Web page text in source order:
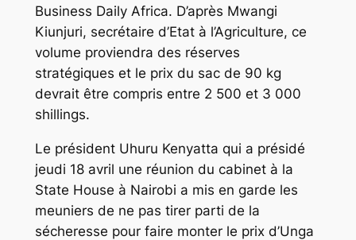
Business Daily Africa. D’après Mwangi
Kiunjuri, secrétaire d’Etat à l’Agriculture, ce
volume proviendra des réserves
stratégiques et le prix du sac de 90 kg
devrait être compris entre 2 500 et 3 000
shillings.
Le président Uhuru Kenyatta qui a présidé
jeudi 18 avril une réunion du cabinet à la
State House à Nairobi a mis en garde les
meuniers de ne pas tirer parti de la
sécheresse pour faire monter le prix d’Unga